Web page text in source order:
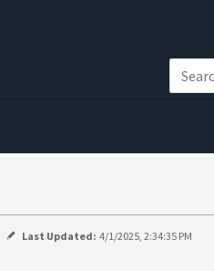
Last Updated: 4/1/2025, 2:34:35 PM